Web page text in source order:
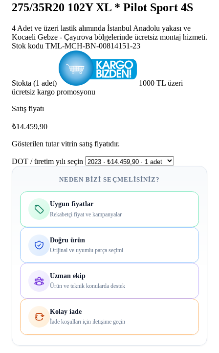
275/35R20 102Y XL * Pilot Sport 4S
4 Adet ve üzeri lastik alımında İstanbul Anadolu yakası ve
Kocaeli Gebze - Çayırova bölgelerinde ücretsiz montaj hizmeti.
Stok kodu TML-MCH-BN-00814151-23
Stokta (1 adet)
1000 TL üzeri
ücretsiz kargo promosyonu
Satış fiyatı
₺14.459,90
Gösterilen tutar vitrin satış fiyatıdır.
DOT / üretim yılı seçin
NEDEN BIZI SEÇMELISINIZ?
Uygun fiyatlar
Rekabetçi fiyat ve kampanyalar
Doğru ürün
Orijinal ve uyumlu parça seçimi
Uzman ekip
Ürün ve teknik konularda destek
Kolay iade
İade koşulları için iletişime geçin